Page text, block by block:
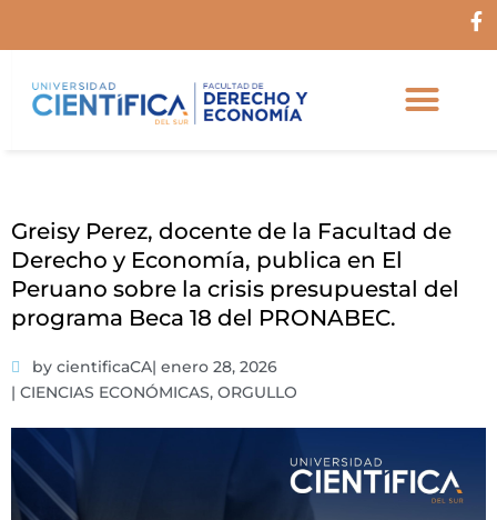
F
Greisy Perez, docente de la Facultad de
Derecho y Economía, publica en El
Peruano sobre la crisis presupuestal del
programa Beca 18 del PRONABEC.
by cientificaCA| enero 28, 2026
| CIENCIAS ECONÓMICAS, ORGULLO